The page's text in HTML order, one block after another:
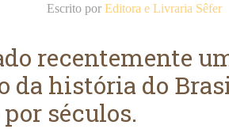
Escrito por Editora e Livraria Sêfer
recentemente
da história do
séculos.